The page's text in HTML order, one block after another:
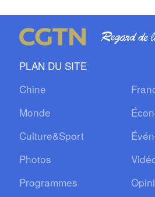
PLAN DU SITE
Chine
Monde
Culture&Sport
Photos
Programmes